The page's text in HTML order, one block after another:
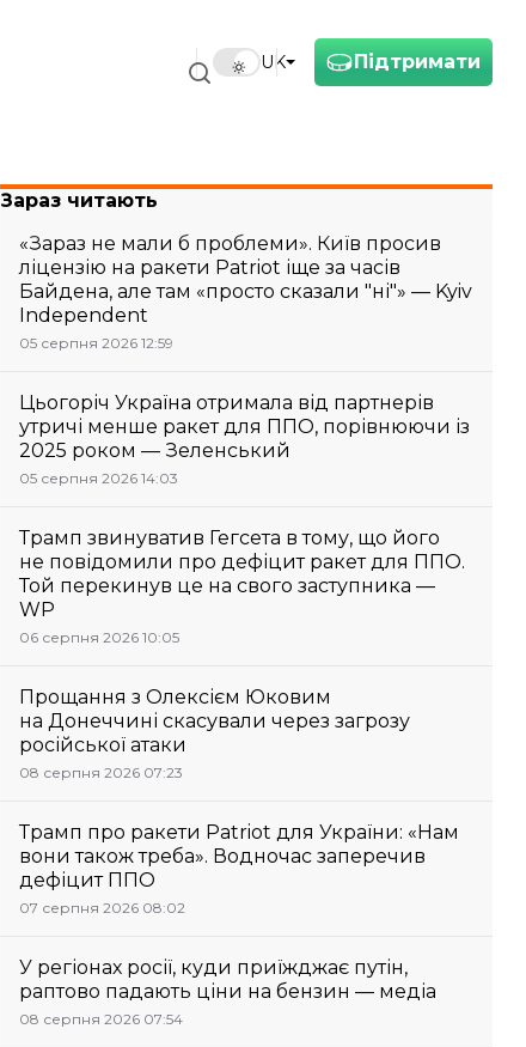
Підтримати
UK
Зараз читають
«Зараз не мали б проблеми». Київ просив
ліцензію на ракети Patriot іще за часів
Байдена, але там «просто сказали "ні"» — Kyiv
Independent
05 серпня 2026 12:59
Цьогоріч Україна отримала від партнерів
утричі менше ракет для ППО, порівнюючи із
2025 роком — Зеленський
05 серпня 2026 14:03
Трамп звинуватив Гегсета в тому, що його
не повідомили про дефіцит ракет для ППО.
Той перекинув це на свого заступника —
WP
06 серпня 2026 10:05
Прощання з Олексієм Юковим
на Донеччині скасували через загрозу
російської атаки
08 серпня 2026 07:23
Трамп про ракети Patriot для України: «Нам
вони також треба». Водночас заперечив
дефіцит ППО
07 серпня 2026 08:02
У регіонах росії, куди приїжджає путін,
раптово падають ціни на бензин — медіа
08 серпня 2026 07:54